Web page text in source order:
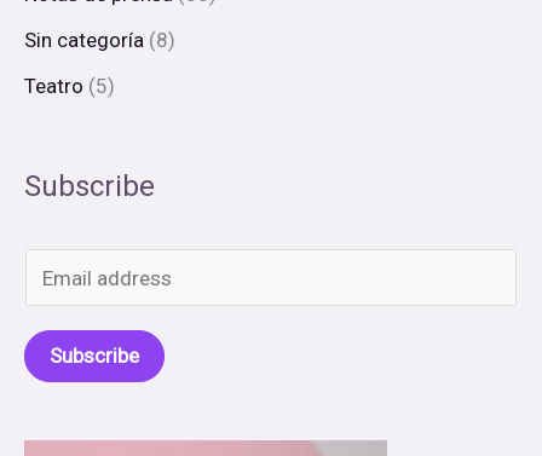
Sin categoría (8)
Teatro (5)
Subscribe
m
a
Subscribe